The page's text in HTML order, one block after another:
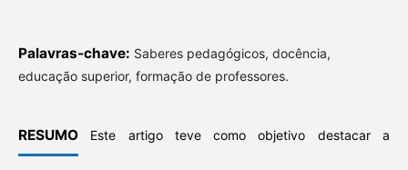
Palavras-chave: Saberes pedagógicos, docência,
educação superior, formação de professores.
RESUMOEste artigo teve como objetivo destacar a